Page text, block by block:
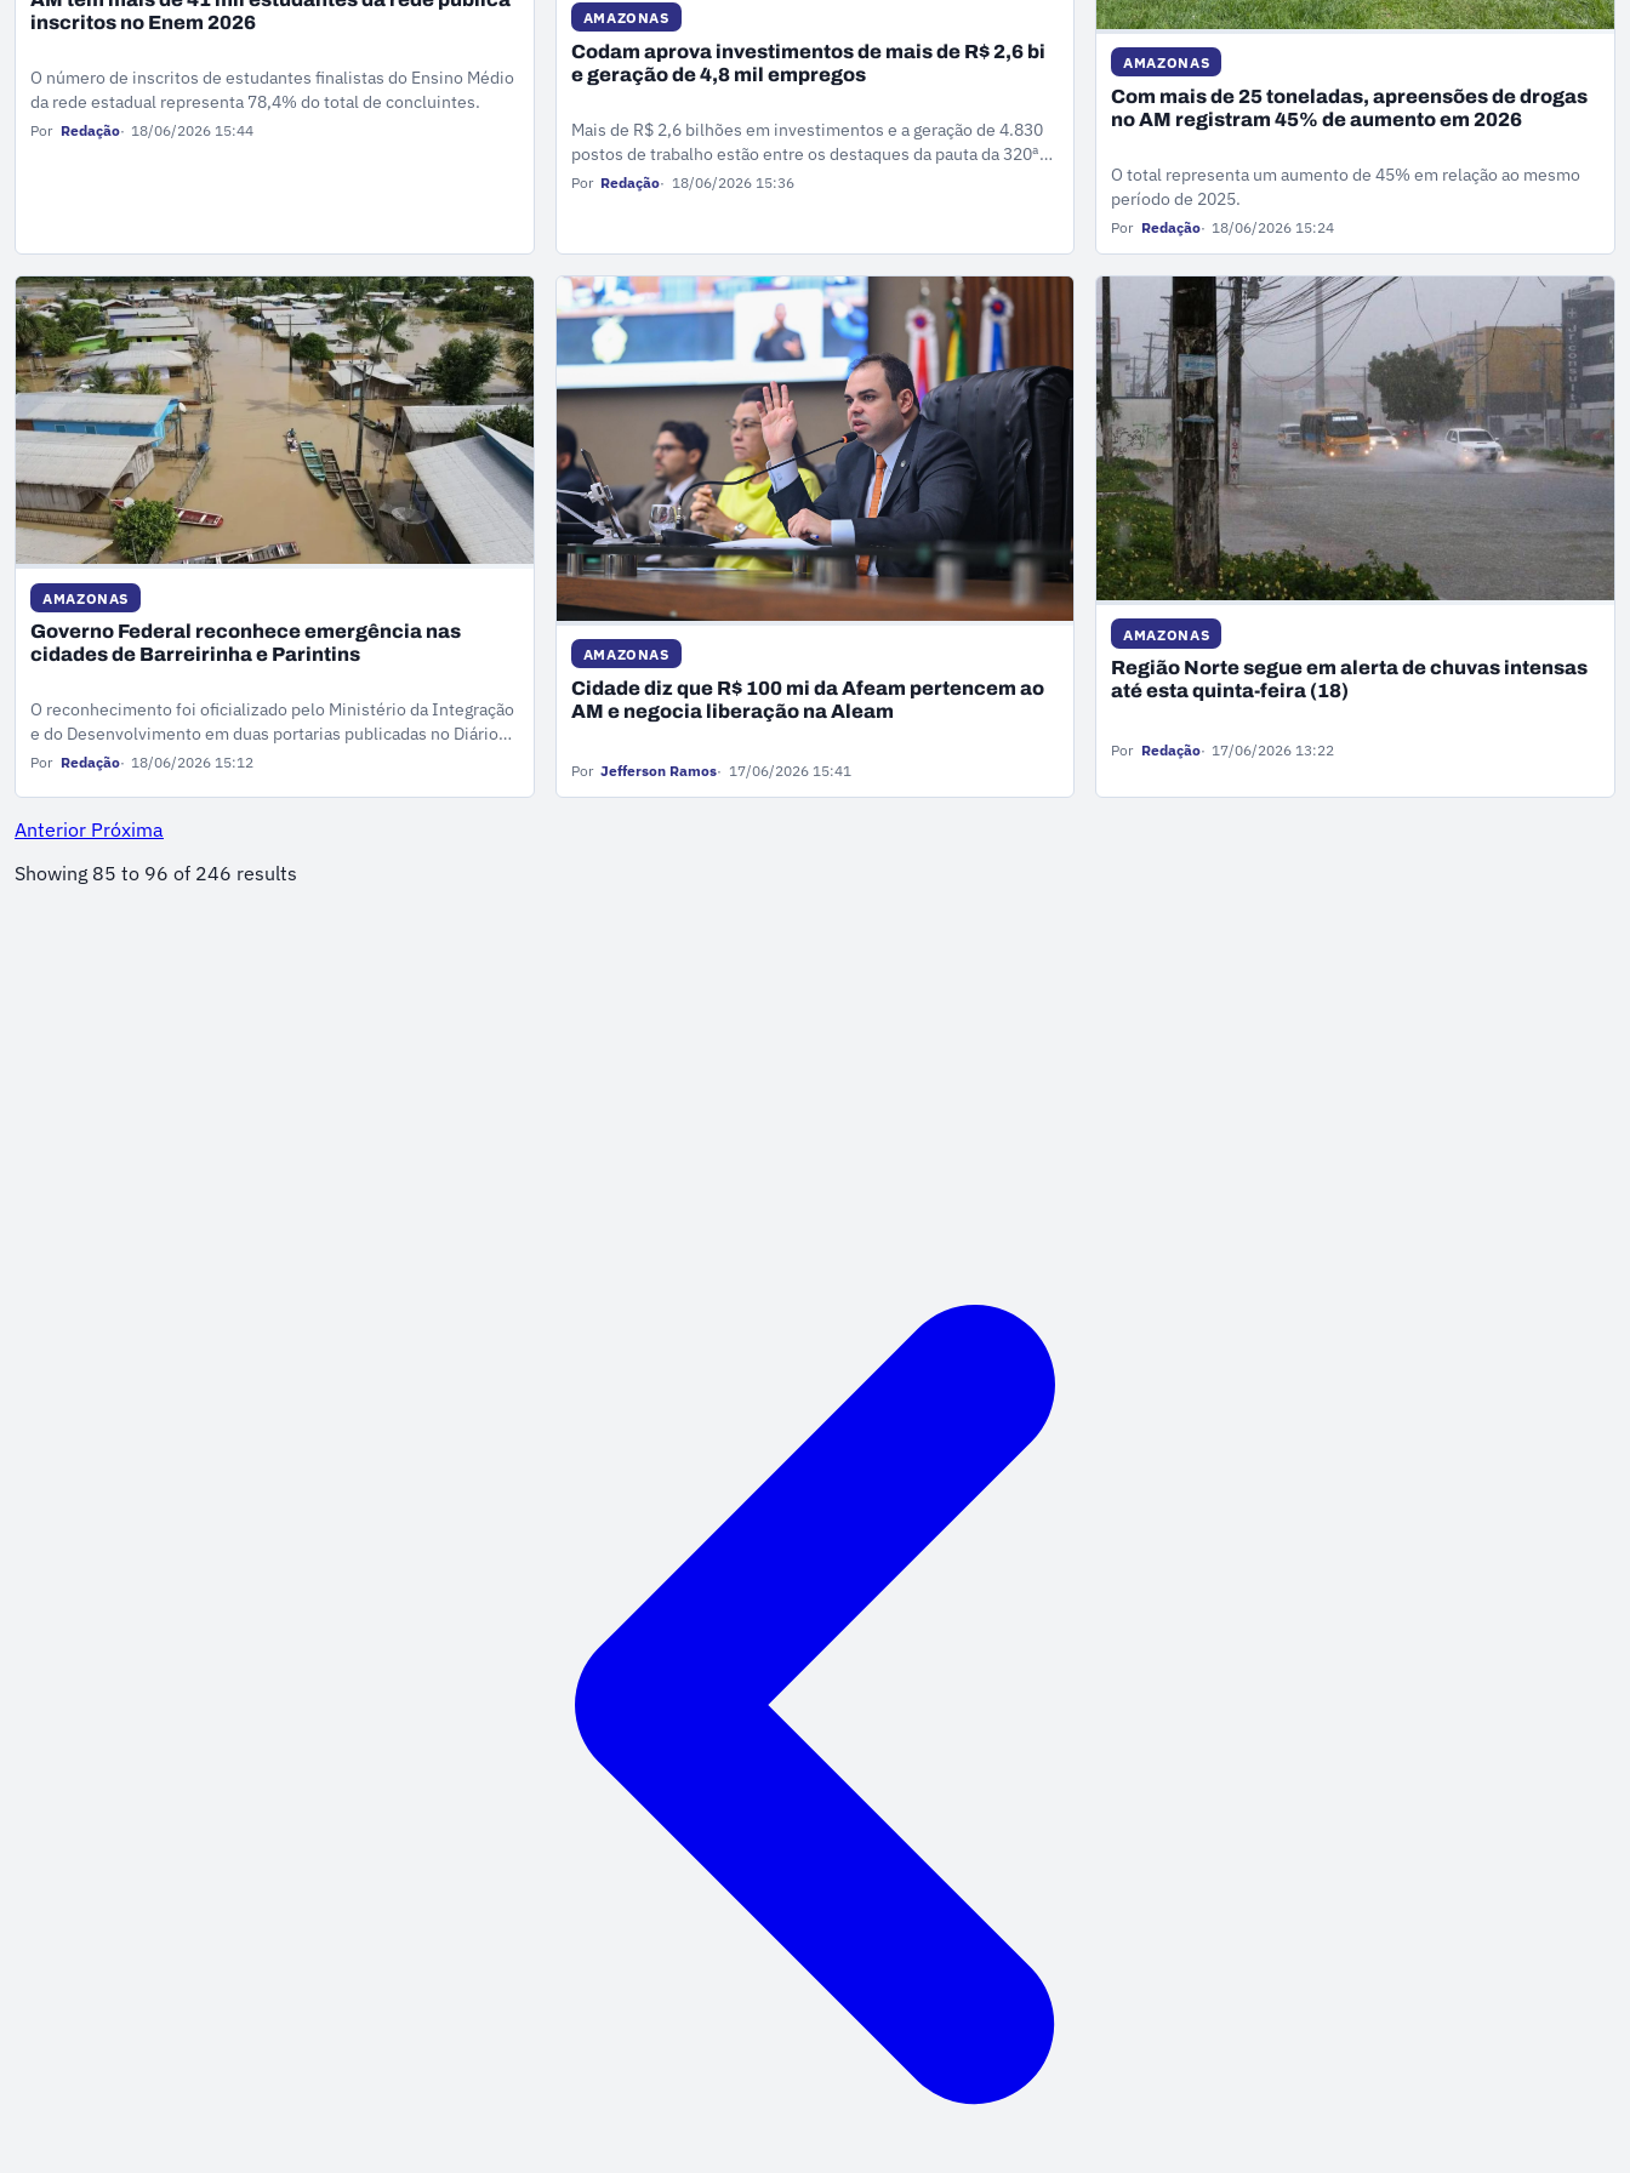
inscritos no Enem 2026
O número de inscritos de estudantes finalistas do Ensino Médio
da rede estadual representa 78,4% do total de concluintes.
Por Redação 18/06/2026 15:44
AMAZONAS
Codam aprova investimentos de mais de R$ 2,6 bi
e geração de 4,8 mil empregos
Mais de R$ 2,6 bilhões em investimentos e a geração de 4.830
postos de trabalho estão entre os destaques da pauta da 320ª
Reunião Ordinária do Conselho de Desenvolvimento do Estado
Por Redação 18/06/2026 15:36
AMAZONAS
Com mais de 25 toneladas, apreensões de drogas
no AM registram 45% de aumento em 2026
O total representa um aumento de 45% em relação ao mesmo
período de 2025.
Por Redação 18/06/2026 15:24
AMAZONAS
Governo Federal reconhece emergência nas
cidades de Barreirinha e Parintins
O reconhecimento foi oficializado pelo Ministério da Integração
e do Desenvolvimento em duas portarias publicadas no Diário
Oficial da União.
Por Redação 18/06/2026 15:12
AMAZONAS
Cidade diz que R$ 100 mi da Afeam pertencem ao
AM e negocia liberação na Aleam
Por Jefferson Ramos 17/06/2026 15:41
AMAZONAS
Região Norte segue em alerta de chuvas intensas
até esta quinta-feira (18)
Por Redação 17/06/2026 13:22
Anterior Próxima
Showing 85 to 96 of 246 results